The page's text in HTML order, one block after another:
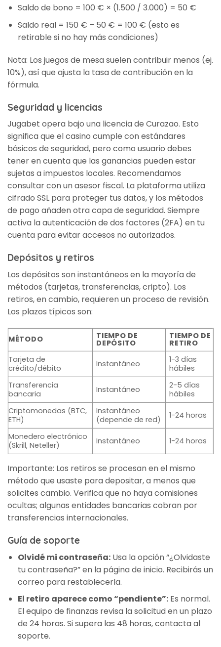
Saldo de bono = 100 € × (1.500 / 3.000) = 50 €
Saldo real = 150 € – 50 € = 100 € (esto es
retirable si no hay más condiciones)
Nota: Los juegos de mesa suelen contribuir menos (ej.
10%), así que ajusta la tasa de contribución en la
fórmula.
Seguridad y licencias
Jugabet opera bajo una licencia de Curazao. Esto
significa que el casino cumple con estándares
básicos de seguridad, pero como usuario debes
tener en cuenta que las ganancias pueden estar
sujetas a impuestos locales. Recomendamos
consultar con un asesor fiscal. La plataforma utiliza
cifrado SSL para proteger tus datos, y los métodos
de pago añaden otra capa de seguridad. Siempre
activa la autenticación de dos factores (2FA) en tu
cuenta para evitar accesos no autorizados.
Depósitos y retiros
Los depósitos son instantáneos en la mayoría de
métodos (tarjetas, transferencias, cripto). Los
retiros, en cambio, requieren un proceso de revisión.
Los plazos típicos son:
MÉTODO TIEMPO DE
DEPÓSITO
TIEMPO DE
RETIRO
Tarjeta de
crédito/débito
Instantáneo
1-3 días
hábiles
Transferencia
bancaria
Instantáneo
2-5 días
hábiles
Criptomonedas (BTC,
ETH)
Instantáneo
(depende de red)
1-24 horas
Monedero electrónico
(Skrill, Neteller)
Instantáneo 1-24 horas
Importante: Los retiros se procesan en el mismo
método que usaste para depositar, a menos que
solicites cambio. Verifica que no haya comisiones
ocultas; algunas entidades bancarias cobran por
transferencias internacionales.
Guía de soporte
Olvidé mi contraseña:Usa la opción “¿Olvidaste
tu contraseña?” en la página de inicio. Recibirás un
correo para restablecerla.
El retiro aparece como “pendiente”:Es normal.
El equipo de finanzas revisa la solicitud en un plazo
de 24 horas. Si supera las 48 horas, contacta al
soporte.